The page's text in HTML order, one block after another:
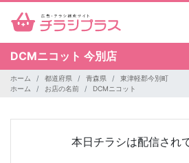
DCMニコット 今別店
ホーム 都道府県 青森県
東津軽郡今別町
ホーム
お店の名前 DCMニコット
本日チラシは配信され